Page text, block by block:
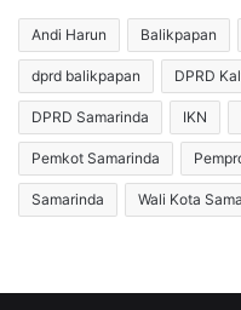
Andi Harun Balikpapan
dprd balikpapan DPRD
DPRD Samarinda IKN
Pemkot Samarinda
Samarinda Wali Kota